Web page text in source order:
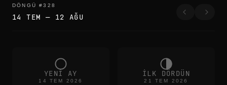
g
o
p
DÖNGÜ #328
14 TEM — 12 AĞU
YENI AY
14 TEM 2026
ILK DÖRDÜN
21 TEM 2026